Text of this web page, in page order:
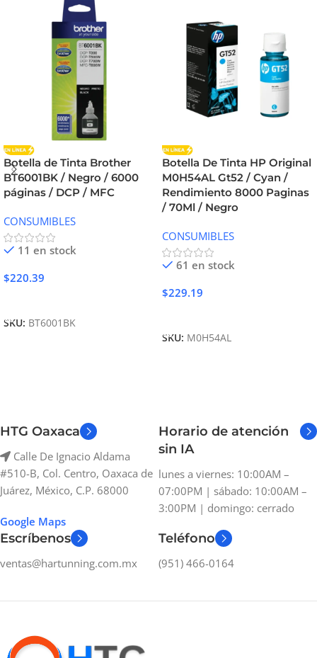
Botella de Tinta Brother
BT6001BK / Negro / 6000
páginas / DCP / MFC
CONSUMIBLES
11 en stock
$220.39
SKU: BT6001BK
Botella De Tinta HP Original
M0H54AL Gt52 / Cyan /
Rendimiento 8000 Paginas
/ 70Ml / Negro
CONSUMIBLES
61 en stock
$229.19
SKU: M0H54AL
HTG Oaxaca
Calle De Ignacio Aldama
#510-B, Col. Centro, Oaxaca de
Juárez, México, C.P. 68000
Google Maps
Horario de atención
sin IA
lunes a viernes: 10:00AM –
07:00PM | sábado: 10:00AM –
3:00PM | domingo: cerrado
Escríbenos
ventas@hartunning.com.mx
Teléfono
(951) 466-0164